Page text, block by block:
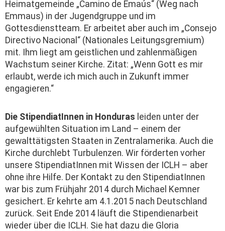
Heimatgemeinde „Camino de Emaús“ (Weg nach
Emmaus) in der Jugendgruppe und im
Gottesdienstteam. Er arbeitet aber auch im „Consejo
Directivo Nacional“ (Nationales Leitungsgremium)
mit. Ihm liegt am geistlichen und zahlenmäßigen
Wachstum seiner Kirche. Zitat: „Wenn Gott es mir
erlaubt, werde ich mich auch in Zukunft immer
engagieren.“
Die StipendiatInnen in Honduras leiden unter der
aufgewühlten Situation im Land – einem der
gewalttätigsten Staaten in Zentralamerika. Auch die
Kirche durchlebt Turbulenzen. Wir förderten vorher
unsere StipendiatInnen mit Wissen der ICLH – aber
ohne ihre Hilfe. Der Kontakt zu den StipendiatInnen
war bis zum Frühjahr 2014 durch Michael Kemner
gesichert. Er kehrte am 4.1.2015 nach Deutschland
zurück. Seit Ende 2014 läuft die Stipendienarbeit
wieder über die ICLH. Sie hat dazu die Gloria